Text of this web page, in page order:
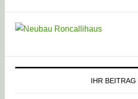
IHR BEITRAG